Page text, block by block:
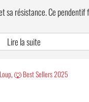
sa résistance. Ce
de 4 mm qui
Lire la suite
,🐺 Best Sellers 2025